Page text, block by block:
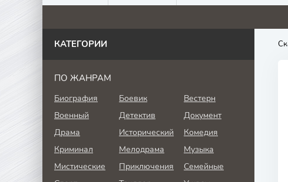
4.1 0 0 0
КАТЕГОРИИ
ПО ЖАНРАМ
Биография Боевик
Вестерн
Военный
Детектив
Документ
Драма
Исторический
Комедия
Криминал
Мелодрама
Музыка
Мистические
Приключения
Семейные